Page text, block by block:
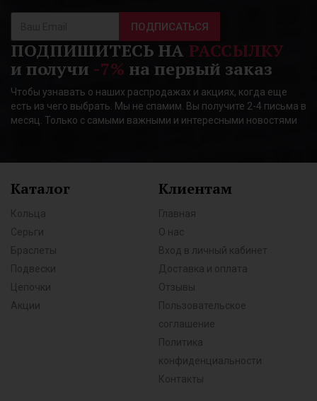
ПОДПИСАТЬСЯ
ПОДПИШИТЕСЬ НА РАССЫЛКУ
и получи -7% на первый заказ
Чтобы узнавать о наших распродажах и акциях, когда еще
есть из чего выбрать. Мы не спамим. Вы получите 2-4 письма в
месяц. Только с самыми важными и интересными новостями
Каталог
Кольца
Серьги
Браслеты
Подвески
Цепочки
Акции
Клиентам
Главная
О нас
Вход в личный кабинет
Доставка и оплата
Отзывы
Пользовательское
соглашение
Политика
конфиденциальности
Контакты